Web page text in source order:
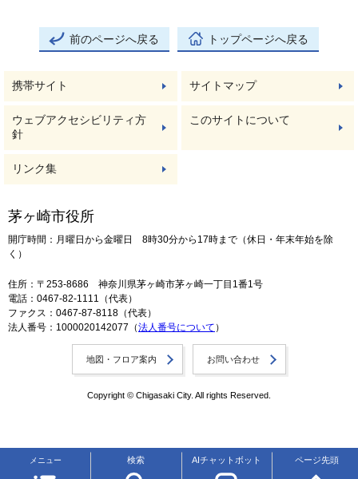
前のページへ戻る トップページへ戻る
メニュー 検索 AIチャットボット ページ先頭
携帯サイト サイトマップ
ウェブアクセシビリティ方
針
このサイトについて
リンク集
茅ヶ崎市役所
開庁時間：月曜日から金曜日 8時30分から17時まで（休日・年末年始を除
く）
住所：〒253-8686 神奈川県茅ヶ崎市茅ヶ崎一丁目1番1号
電話：0467-82-1111（代表）
ファクス：0467-87-8118（代表）
法人番号：1000020142077（法人番号について ）
地図・フロア案内 お問い合わせ
Copyright © Chigasaki City. All rights Reserved.